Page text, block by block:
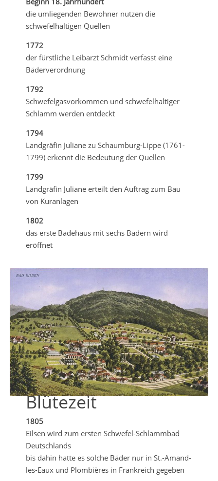
die umliegenden Bewohner nutzen die
schwefelhaltigen Quellen
1772
der fürstliche Leibarzt Schmidt verfasst eine
Bäderverordnung
1792
Schwefelgasvorkommen und schwefelhaltiger
Schlamm werden entdeckt
1794
Landgräfin Juliane zu Schaumburg-Lippe (1761-
1799) erkennt die Bedeutung der Quellen
1799
Landgräfin Juliane erteilt den Auftrag zum Bau
von Kuranlagen
1802
das erste Badehaus mit sechs Bädern wird
eröffnet
Blütezeit
1805
Eilsen wird zum ersten Schwefel-Schlammbad
Deutschlands
bis dahin hatte es solche Bäder nur in St.-Amand-
les-Eaux und Plombières in Frankreich gegeben